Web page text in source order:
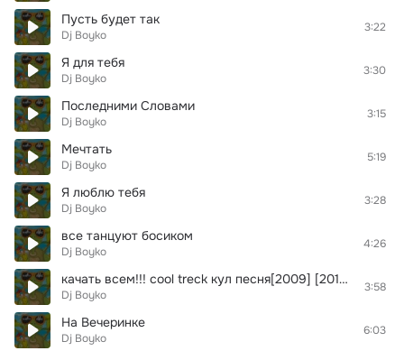
Пусть будет так
Dj Boyko
3:22
Я для тебя
Dj Boyko
3:30
Последними Словами
Dj Boyko
3:15
Мечтать
Dj Boyko
5:19
Я люблю тебя
Dj Boyko
3:28
все танцуют босиком
Dj Boyko
4:26
качать всем!!! cool treck кул песня[2009] [2010] [by Олег`]
Dj Boyko
3:58
На Вечеринке
Dj Boyko
6:03